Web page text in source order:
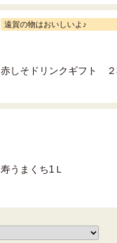
遠賀の物はおいしいよ♪
赤しそドリンクギフト ２
寿うまくち1Ｌ